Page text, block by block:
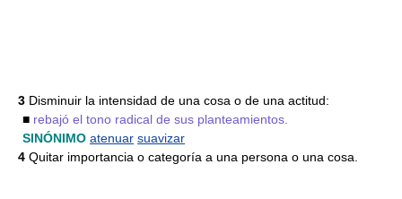
3 Disminuir la intensidad de una cosa o de una actitud:
■ rebajó el tono radical de sus planteamientos.
SINÓNIMO atenuar suavizar
4 Quitar importancia o categoría a una persona o una cosa.